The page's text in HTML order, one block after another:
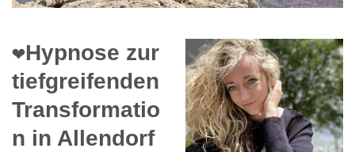
❤️Hypnose zur
tiefgreifenden
Transformatio
n in Allendorf